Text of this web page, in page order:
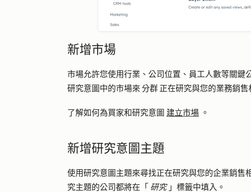
新增市場
市場允許您使用行業、公司位置、員工人數等關鍵
研究意圖中的市場來 分群 正在研究與您的業務銷售
了解如何為買家和研究意圖 建立市場 。
新增研究意圖主題
使用研究意圖主題來尋找正在研究與您的企業銷售
究主題的公司都將在「 研究」標籤中填入。